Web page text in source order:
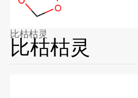
比枯枯灵
比枯枯灵